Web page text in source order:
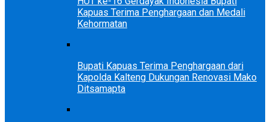
Kapuas Terima Penghargaan dan Medali
Kehormatan
Bupati Kapuas Terima Penghargaan dari
Kapolda Kalteng Dukungan Renovasi Mako
Ditsamapta